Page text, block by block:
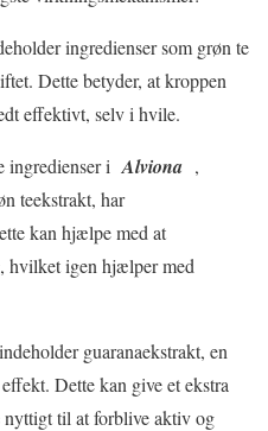
ingredienser som grøn te
Dette betyder, at kroppen
effektivt, selv i hvile.
ingredienser i Alviona ,
teekstrakt, har
kan hjælpe med at
hvilket igen hjælper med
guaranaekstrakt, en
Dette kan give et ekstra
til at forblive aktiv og